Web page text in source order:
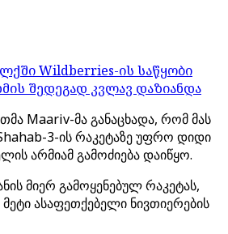
Wildberries-ის საწყობი
შედეგად კვლავ დაზიანდა
Maariv-მა განაცხადა, რომ მას
3-ის რაკეტაზე უფრო დიდი
არმიამ გამოძიება დაიწყო.
მიერ გამოყენებულ რაკეტას,
ასაფეთქებელი ნივთიერების